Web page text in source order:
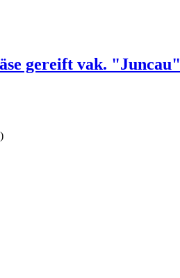
gereift vak. "Juncau"